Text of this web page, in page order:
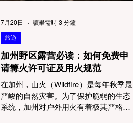
草甸
加州野区露营必读：如何免费申
请篝火许可证及用火规范
在加州，山火（Wildfire）是每年秋季最
严峻的自然灾害。为了保护脆弱的生态
系统，加州对户外用火有着极其严格的
旅遊
7月20日 讀畢需時 3 分鐘